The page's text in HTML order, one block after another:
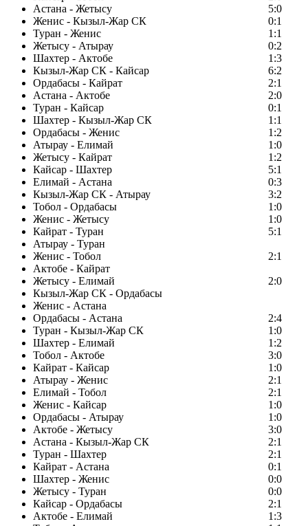
Астана - Жетысу
5:0
Женис - Кызыл-Жар СК
0:1
Туран - Женис
1:1
Жетысу - Атырау
0:2
Шахтер - Актобе
1:3
Кызыл-Жар СК - Кайсар
6:2
Ордабасы - Кайрат
2:1
Астана - Актобе
2:0
Туран - Кайсар
0:1
Шахтер - Кызыл-Жар СК
1:1
Ордабасы - Женис
1:2
Атырау - Елимай
1:0
Жетысу - Кайрат
1:2
Кайсар - Шахтер
5:1
Елимай - Астана
0:3
Кызыл-Жар СК - Атырау
3:2
Тобол - Ордабасы
1:0
Женис - Жетысу
1:0
Кайрат - Туран
5:1
Атырау - Туран
Женис - Тобол
2:1
Актобе - Кайрат
Жетысу - Елимай
2:0
Кызыл-Жар СК - Ордабасы
Женис - Астана
Ордабасы - Астана
2:4
Туран - Кызыл-Жар СК
1:0
Шахтер - Елимай
1:2
Тобол - Актобе
3:0
Кайрат - Кайсар
1:0
Атырау - Женис
2:1
Елимай - Тобол
2:1
Женис - Кайсар
1:0
Ордабасы - Атырау
1:0
Актобе - Жетысу
3:0
Астана - Кызыл-Жар СК
2:1
Туран - Шахтер
2:1
Кайрат - Астана
0:1
Шахтер - Женис
0:0
Жетысу - Туран
0:0
Кайсар - Ордабасы
2:1
Актобе - Елимай
1:3